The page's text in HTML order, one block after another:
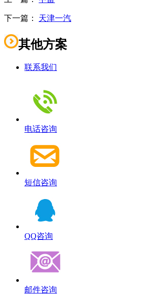
下一篇： 天津一汽
其他方案
联系我们
电话咨询
短信咨询
QQ咨询
邮件咨询